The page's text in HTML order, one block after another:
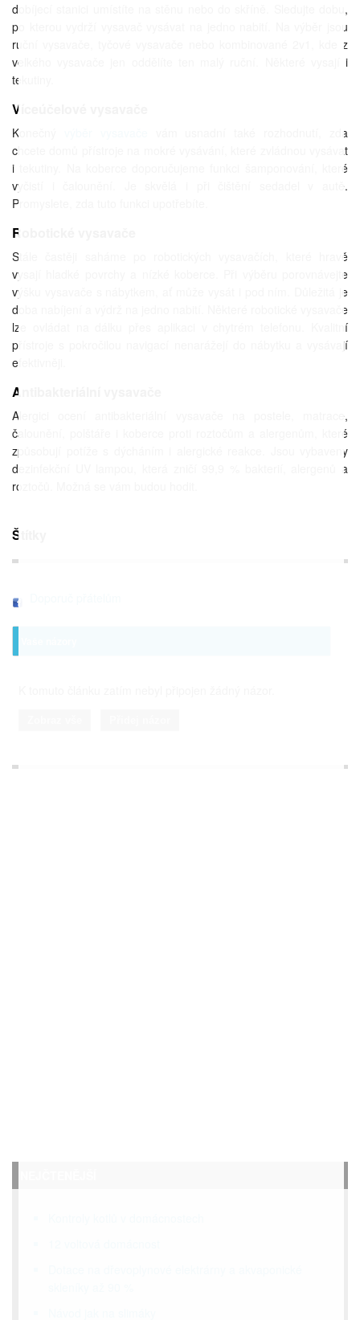
dobíjecí stanici umístíte na stěnu nebo do skříně. Sledujte dobu,
po kterou vydrží vysavač vysávat na jedno nabití. Na výběr jsou
ruční vysavače, tyčové vysavače nebo kombinované 2v1, kde z
velkého vysavače jen oddělíte ten malý ruční. Některé vysají i
tekutiny.
Víceúčelové vysavače
Konečný
vám usnadní také rozhodnutí, zda
chcete domů přístroje na mokré vysávání, které zvládnou vysávat
i tekutiny. Na koberce doporučujeme funkci šamponování, které
vyčistí i čalounění. Je skvělá i při čištění sedadel v autě.
Promyslete, zda tuto funkci upotřebíte.
Robotické vysavače
Stále častěji saháme po robotických vysavačích, které hravě
vysají hladké povrchy a nízké koberce. Při výběru porovnávejte
výšku vysavače s nábytkem, ať může vysát i pod ním. Důležitá je
doba nabíjení a výdrž na jedno nabití. Některé robotické vysavače
lze ovládat na dálku přes aplikaci v chytrém telefonu. Kvalitní
přístroje s pokročilou navigací nenarážejí do nábytku a vysávají
efektivněji.
Antibakteriální vysavače
Alergici ocení antibakteriální vysavače na postele, matrace,
čalounění, polštáře i koberce proti roztočům a alergenům, které
způsobují potíže s dýcháním i alergické reakce. Jsou vybaveny
dezinfekční UV lampou, která zničí 99,9 % bakterií, alergenů a
roztočů. Možná se vám budou hodit.
Štítky